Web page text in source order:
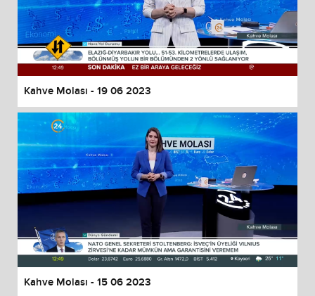
Kahve Molası - 19 06 2023
Kahve Molası - 15 06 2023